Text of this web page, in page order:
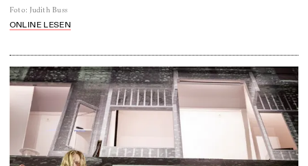
Foto: Judith Buss
ONLINE LESEN